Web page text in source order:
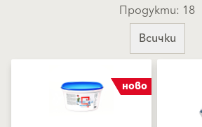
Продукти: 18
Всички
ново